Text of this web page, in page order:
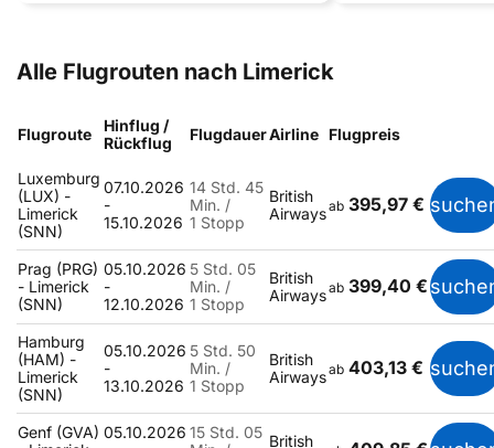
Alle Flugrouten nach Limerick
Flugroute
Hinflug /
Rückflug
FlugdauerAirline Flugpreis
Luxemburg
(LUX) -
Limerick
(SNN)
07.10.2026
-
15.10.2026
14 Std. 45
Min. /
1 Stopp
British
Airwaysab 395,97 €
Prag (PRG)
- Limerick
(SNN)
05.10.2026
-
12.10.2026
5 Std. 05
Min. /
1 Stopp
British
Airwaysab 399,40 €
Hamburg
(HAM) -
Limerick
(SNN)
05.10.2026
-
13.10.2026
5 Std. 50
Min. /
1 Stopp
British
Airwaysab 403,13 €
Genf (GVA) 05.10.2026 15 Std. 05 British